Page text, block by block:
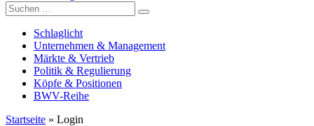
Versicherungswirtschaft-heute
Suche
nach:
Schlaglicht
Unternehmen & Management
Märkte & Vertrieb
Politik & Regulierung
Köpfe & Positionen
BWV-Reihe
Startseite » Login